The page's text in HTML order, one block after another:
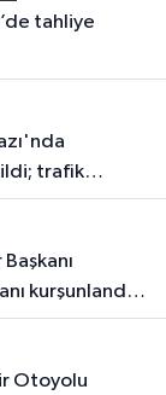
trafik
kurşunlandı: